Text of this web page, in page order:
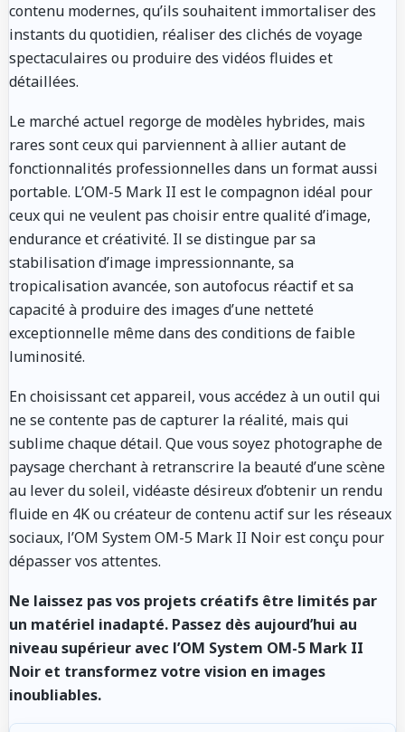
contenu modernes, qu’ils souhaitent immortaliser des
instants du quotidien, réaliser des clichés de voyage
spectaculaires ou produire des vidéos fluides et
détaillées.
Le marché actuel regorge de modèles hybrides, mais
rares sont ceux qui parviennent à allier autant de
fonctionnalités professionnelles dans un format aussi
portable. L’OM-5 Mark II est le compagnon idéal pour
ceux qui ne veulent pas choisir entre qualité d’image,
endurance et créativité. Il se distingue par sa
stabilisation d’image impressionnante, sa
tropicalisation avancée, son autofocus réactif et sa
capacité à produire des images d’une netteté
exceptionnelle même dans des conditions de faible
luminosité.
En choisissant cet appareil, vous accédez à un outil qui
ne se contente pas de capturer la réalité, mais qui
sublime chaque détail. Que vous soyez photographe de
paysage cherchant à retranscrire la beauté d’une scène
au lever du soleil, vidéaste désireux d’obtenir un rendu
fluide en 4K ou créateur de contenu actif sur les réseaux
sociaux, l’OM System OM-5 Mark II Noir est conçu pour
dépasser vos attentes.
Ne laissez pas vos projets créatifs être limités par
un matériel inadapté. Passez dès aujourd’hui au
niveau supérieur avec l’OM System OM-5 Mark II
Noir et transformez votre vision en images
inoubliables.